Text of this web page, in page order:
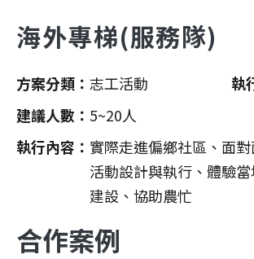
海外專梯(服務隊)
方案分類 志工活動 執
建議人數
5~20人
執行內容
實際走進偏鄉社區、面對
活動設計與執行、體驗
建設、協助農忙
合作案例